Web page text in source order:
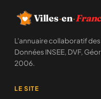
Villes·en·
L'annuaire collaboratif des
Données INSEE, DVF,
2006.
LE SITE